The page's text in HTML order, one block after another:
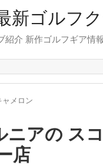
新ゴルフ
紹介 新作ゴルフギア情
ャメロン
ニアの ス
店